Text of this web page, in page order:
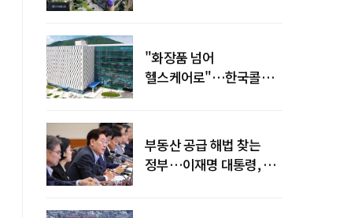
"화장품 넘어
헬스케어로"…한국콜마,
부동산 공급 해법 찾는
정부…이재명 대통령, 2차